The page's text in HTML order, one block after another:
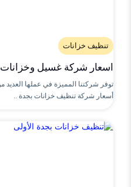
تنظيف خزانات
اسعار شركة غسيل
توفر شركتنا المميزة في عملها
أسعار شركة تنظيف خزانات بجدة ..